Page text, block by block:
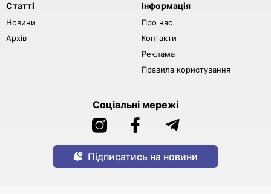
Статті
Новини
Архів
Інформація
Про нас
Контакти
Реклама
Правила користування
Соціальні мережі
Підписатись на новини